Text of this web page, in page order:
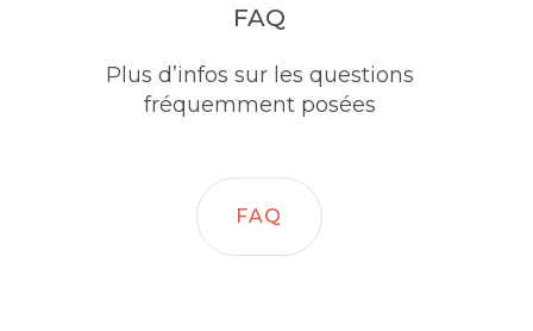
FAQ
Plus d’infos sur les questions
fréquemment posées
FAQ